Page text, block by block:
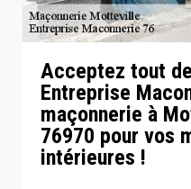
Acceptez tout
Entreprise
maçonnerie à
76970 pour vos
intérieures !